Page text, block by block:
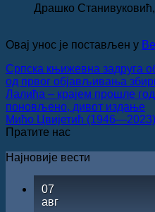
Драшко
Овај унос је постављен у
Српска књижевна задруга
од првог објављивања
Лалића ‒ крајем прошле
поновљено, дивот издање
Мићо Цвијетић (1946—2023)
Пратите нас
Најновије вести
07
авг